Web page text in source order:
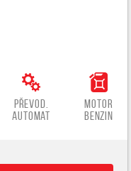
Převod.
automat
Motor
benzin